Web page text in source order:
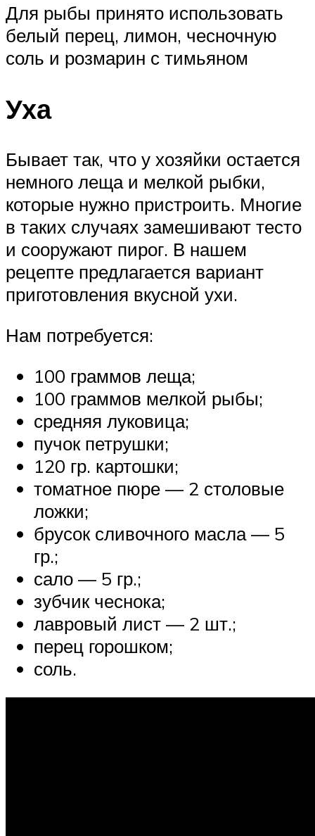
Для рыбы принято использовать
белый перец, лимон, чесночную
соль и розмарин с тимьяном
Уха
Бывает так, что у хозяйки остается
немного леща и мелкой рыбки,
которые нужно пристроить. Многие
в таких случаях замешивают тесто
и сооружают пирог. В нашем
рецепте предлагается вариант
приготовления вкусной ухи.
Нам потребуется:
100 граммов леща;
100 граммов мелкой рыбы;
средняя луковица;
пучок петрушки;
120 гр. картошки;
томатное пюре — 2 столовые
ложки;
брусок сливочного масла — 5
гр.;
сало — 5 гр.;
зубчик чеснока;
лавровый лист — 2 шт.;
перец горошком;
соль.